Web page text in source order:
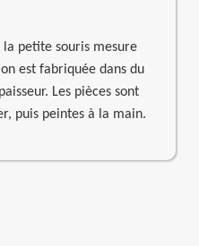
la petite souris mesure
est fabriquée dans du
Les pièces sont
puis peintes à la main.